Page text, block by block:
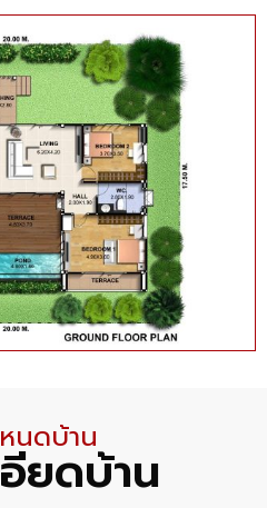
นดบ้าน
อียดบ้าน